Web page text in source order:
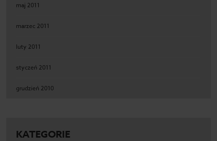
maj 2011
marzec 2011
luty 2011
styczeń 2011
grudzień 2010
KATEGORIE